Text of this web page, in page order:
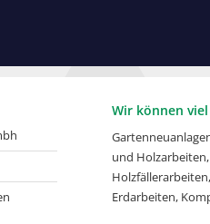
Wir können
und
Erdarbeiten,